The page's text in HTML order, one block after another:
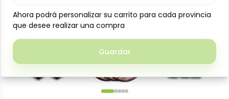
Productos relacionados
Ahora podrá personalizar su carrito para cada provincia
que desee realizar una compra
Guardar
Ahora podrá personalizar su carrito para cada provincia
que desee realizar una compra
Guardar